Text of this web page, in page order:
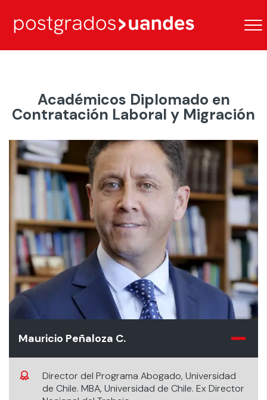
Académicos Diplomado en
Contratación Laboral y Migración
Mauricio Peñaloza C.
Director del Programa Abogado, Universidad
de Chile. MBA, Universidad de Chile. Ex Director